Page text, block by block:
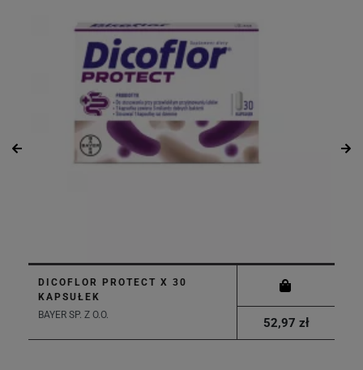
DICOFLOR PROTECT X 30
KAPSUŁEK
BAYER SP. Z O.O.
52,97 zł